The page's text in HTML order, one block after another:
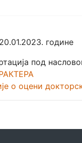
године
под
о оцени